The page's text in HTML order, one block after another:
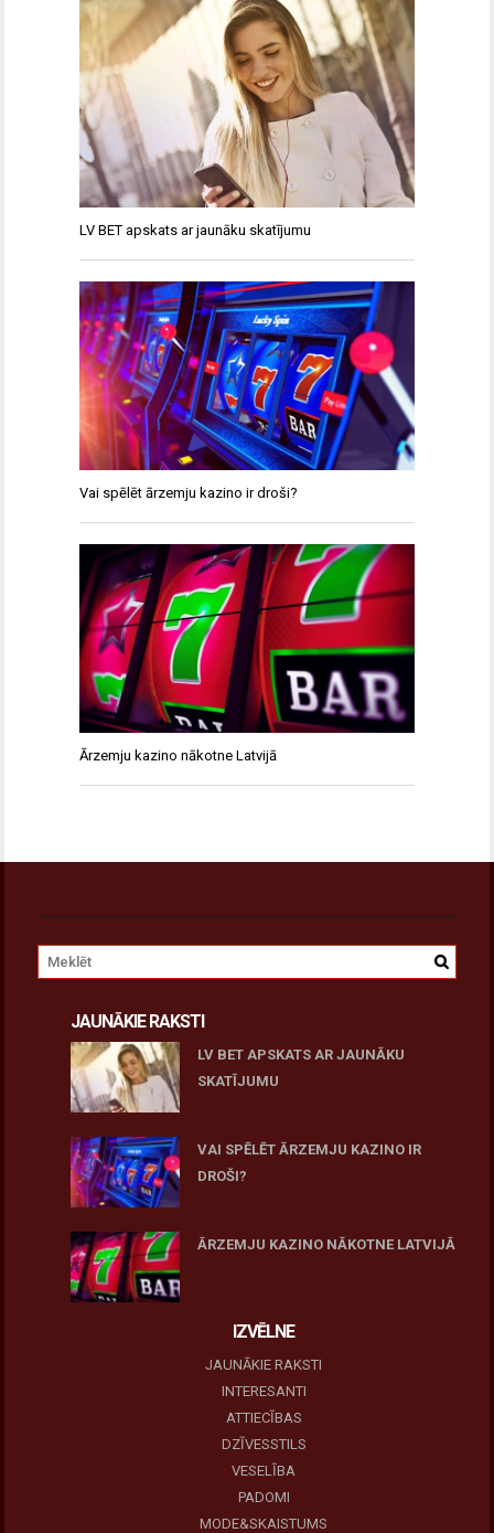
LV BET apskats ar jaunāku skatījumu
Vai spēlēt ārzemju kazino ir droši?
Ārzemju kazino nākotne Latvijā
JAUNĀKIE RAKSTI
LV BET APSKATS AR JAUNĀKU
SKATĪJUMU
VAI SPĒLĒT ĀRZEMJU KAZINO IR
DROŠI?
ĀRZEMJU KAZINO NĀKOTNE LATVIJĀ
IZVĒLNE
JAUNĀKIE RAKSTI
INTERESANTI
ATTIECĪBAS
DZĪVESSTILS
VESELĪBA
PADOMI
MODE&SKAISTUMS